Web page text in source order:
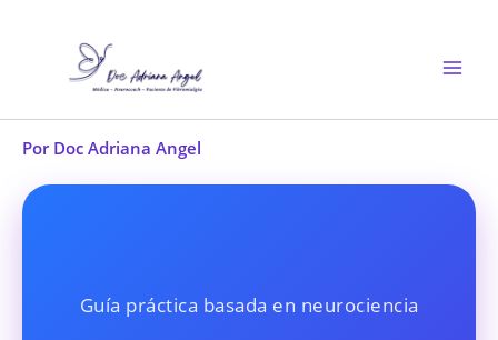
Por Doc Adriana Angel
Guía práctica basada en neurociencia